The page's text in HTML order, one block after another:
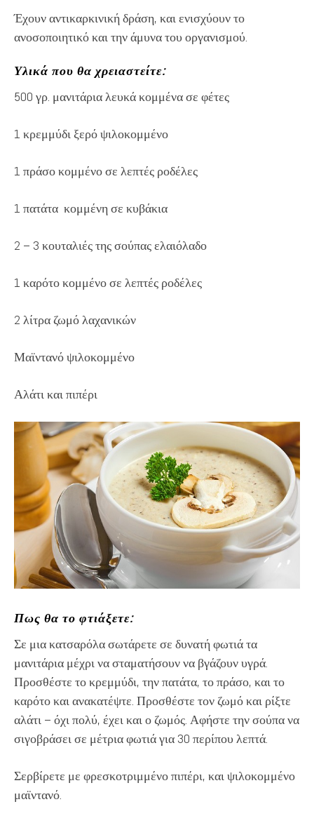
Έχουν αντικαρκινική δράση, και ενισχύουν το
ανοσοποιητικό και την άμυνα του οργανισμού.
Υλικά που θα χρειαστείτε:
500 γρ. μανιτάρια λευκά κομμένα σε φέτες
1 κρεμμύδι ξερό ψιλοκομμένο
1 πράσο κομμένο σε λεπτές ροδέλες
1 πατάτα κομμένη σε κυβάκια
2 – 3 κουταλιές της σούπας ελαιόλαδο
1 καρότο κομμένο σε λεπτές ροδέλες
2 λίτρα ζωμό λαχανικών
Μαϊντανό ψιλοκομμένο
Αλάτι και πιπέρι
Πως θα το φτιάξετε:
Σε μια κατσαρόλα σωτάρετε σε δυνατή φωτιά τα
μανιτάρια μέχρι να σταματήσουν να βγάζουν υγρά.
Προσθέστε το κρεμμύδι, την πατάτα, το πράσο, και το
καρότο και ανακατέψτε. Προσθέστε τον ζωμό και ρίξτε
αλάτι – όχι πολύ, έχει και ο ζωμός. Αφήστε την σούπα να
σιγοβράσει σε μέτρια φωτιά για 30 περίπου λεπτά.
Σερβίρετε με φρεσκοτριμμένο πιπέρι, και ψιλοκομμένο
μαϊντανό.